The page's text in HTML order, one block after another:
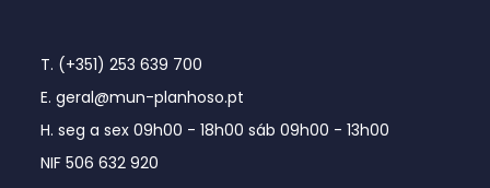
T. (+351) 253 639 700
E. geral@mun-planhoso.pt
H. seg a sex 09h00 - 18h00 sáb 09h00 - 13h00
NIF 506 632 920